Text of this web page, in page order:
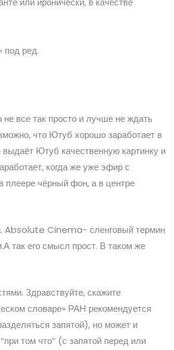
под ред.
все так просто и лучше не ждать
что Ютуб хорошо заработает в
Ютуб качественную картинку и
когда же уже эфир с
плеере чёрный фон, а в центре
Absolute Cinema- сленговый термин
так его смысл прост. В таком же
Здравствуйте, скажите
словаре» РАН рекомендуется
запятой), но может и
том что” (с запятой перед или